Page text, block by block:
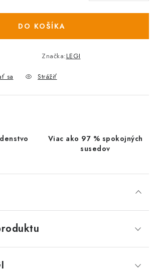
DO KOŠÍKA
Značka:LEGI
sa Strážiť
Viac ako 97 % spokojných
susedov